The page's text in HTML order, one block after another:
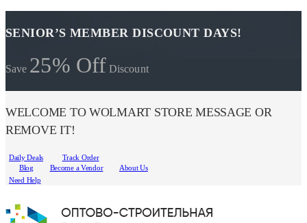
SENIOR’S MEMBER DISCOUNT DAYS!
Save 25% Off Discount
WELCOME TO WOLMART STORE MESSAGE OR
REMOVE IT!
Daily Deals
Track Order
Blog
Become a Vendor
About Us
Need Help